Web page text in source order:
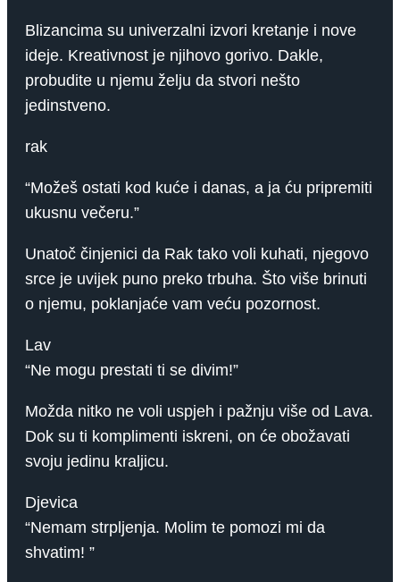
Blizancima su univerzalni izvori kretanje i nove
ideje. Kreativnost je njihovo gorivo. Dakle,
probudite u njemu želju da stvori nešto
jedinstveno.
rak
“Možeš ostati kod kuće i danas, a ja ću pripremiti
ukusnu večeru.”
Unatoč činjenici da Rak tako voli kuhati, njegovo
srce je uvijek puno preko trbuha. Što više brinuti
o njemu, poklanjaće vam veću pozornost.
Lav
“Ne mogu prestati ti se divim!”
Možda nitko ne voli uspjeh i pažnju više od Lava.
Dok su ti komplimenti iskreni, on će obožavati
svoju jedinu kraljicu.
Djevica
“Nemam strpljenja. Molim te pomozi mi da
shvatim! ”